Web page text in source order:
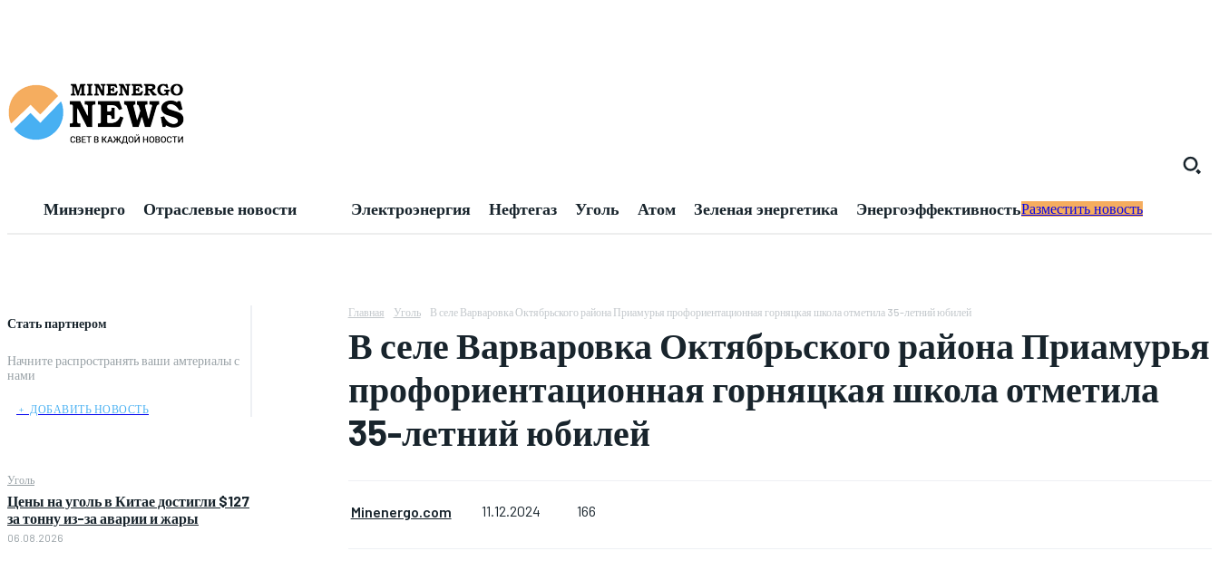
Минэнерго Отраслевые новости Электроэнергия Нефтегаз Уголь Атом Зеленая энергетика ЭнергоэффективностьРазместить новость
Стать партнером
Начните распространять ваши амтериалы с
нами
﹢ ДОБАВИТЬ НОВОСТЬ
Уголь
Цены на уголь в Китае достигли $127
за тонну из-за аварии и жары
06.08.2026
Главная Уголь В селе Варваровка Октябрьского района Приамурья профориентационная горняцкая школа отметила 35-летний юбилей
В селе Варваровка Октябрьского района Приамурья
профориентационная горняцкая школа отметила
35-летний юбилей
Minenergo.com 11.12.2024 166